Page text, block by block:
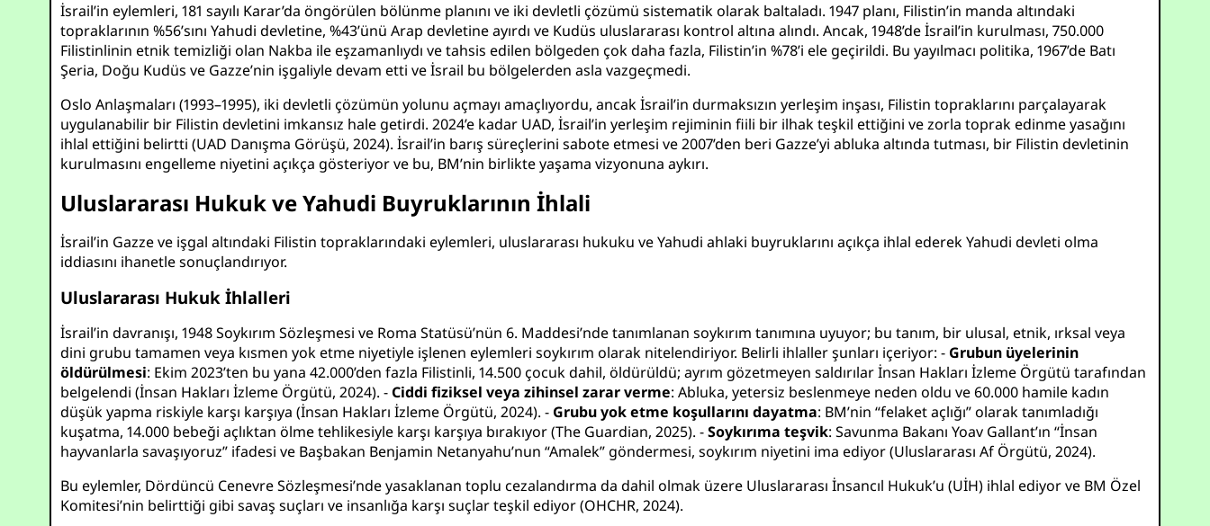
İsrail’in eylemleri, 181 sayılı Karar’da öngörülen bölünme planını ve iki devletli çözümü sistematik olarak baltaladı. 1947 planı, Filistin’in manda altındaki
topraklarının %56’sını Yahudi devletine, %43’ünü Arap devletine ayırdı ve Kudüs uluslararası kontrol altına alındı. Ancak, 1948’de İsrail’in kurulması, 750.000
Filistinlinin etnik temizliği olan Nakba ile eşzamanlıydı ve tahsis edilen bölgeden çok daha fazla, Filistin’in %78’i ele geçirildi. Bu yayılmacı politika, 1967’de Batı
Şeria, Doğu Kudüs ve Gazze’nin işgaliyle devam etti ve İsrail bu bölgelerden asla vazgeçmedi.
Oslo Anlaşmaları (1993–1995), iki devletli çözümün yolunu açmayı amaçlıyordu, ancak İsrail’in durmaksızın yerleşim inşası, Filistin topraklarını parçalayarak
uygulanabilir bir Filistin devletini imkansız hale getirdi. 2024’e kadar UAD, İsrail’in yerleşim rejiminin fiili bir ilhak teşkil ettiğini ve zorla toprak edinme yasağını
ihlal ettiğini belirtti (UAD Danışma Görüşü, 2024). İsrail’in barış süreçlerini sabote etmesi ve 2007’den beri Gazze’yi abluka altında tutması, bir Filistin devletinin
kurulmasını engelleme niyetini açıkça gösteriyor ve bu, BM’nin birlikte yaşama vizyonuna aykırı.
Uluslararası Hukuk ve Yahudi Buyruklarının İhlali
İsrail’in Gazze ve işgal altındaki Filistin topraklarındaki eylemleri, uluslararası hukuku ve Yahudi ahlaki buyruklarını açıkça ihlal ederek Yahudi devleti olma
iddiasını ihanetle sonuçlandırıyor.
Uluslararası Hukuk İhlalleri
İsrail’in davranışı, 1948 Soykırım Sözleşmesi ve Roma Statüsü’nün 6. Maddesi’nde tanımlanan soykırım tanımına uyuyor; bu tanım, bir ulusal, etnik, ırksal veya
dini grubu tamamen veya kısmen yok etme niyetiyle işlenen eylemleri soykırım olarak nitelendiriyor. Belirli ihlaller şunları içeriyor: - Grubun üyelerinin
öldürülmesi: Ekim 2023’ten bu yana 42.000’den fazla Filistinli, 14.500 çocuk dahil, öldürüldü; ayrım gözetmeyen saldırılar İnsan Hakları İzleme Örgütü tarafından
belgelendi (İnsan Hakları İzleme Örgütü, 2024). -Ciddi fiziksel veya zihinsel zarar verme: Abluka, yetersiz beslenmeye neden oldu ve 60.000 hamile kadın
düşük yapma riskiyle karşı karşıya (İnsan Hakları İzleme Örgütü, 2024). - Grubu yok etme koşullarını dayatma: BM’nin “felaket açlığı” olarak tanımladığı
kuşatma, 14.000 bebeği açlıktan ölme tehlikesiyle karşı karşıya bırakıyor (The Guardian, 2025). -Soykırıma teşvik: Savunma Bakanı Yoav Gallant’ın “İnsan
hayvanlarla savaşıyoruz” ifadesi ve Başbakan Benjamin Netanyahu’nun “Amalek” göndermesi, soykırım niyetini ima ediyor (Uluslararası Af Örgütü, 2024).
Bu eylemler, Dördüncü Cenevre Sözleşmesi’nde yasaklanan toplu cezalandırma da dahil olmak üzere Uluslararası İnsancıl Hukuk’u (UİH) ihlal ediyor ve BM Özel
Komitesi’nin belirttiği gibi savaş suçları ve insanlığa karşı suçlar teşkil ediyor (OHCHR, 2024).